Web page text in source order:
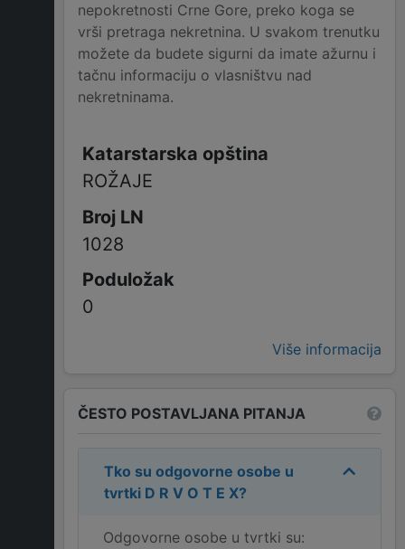
nepokretnosti Crne Gore, preko koga se
vrši pretraga nekretnina. U svakom trenutku
možete da budete sigurni da imate ažurnu i
tačnu informaciju o vlasništvu nad
nekretninama.
ROŽAJE
1028
0
Više informacija
ČESTO POSTAVLJANA PITANJA
Tko su odgovorne osobe u
tvrtki D R V O T E X?
Odgovorne osobe u tvrtki su: